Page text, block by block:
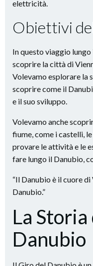
elettricità.
Obiettivi
In questo viaggio
scoprire la città di
Volevamo esplorare la
scoprire come il
e il suo sviluppo.
Volevamo anche
fiume, come i castelli,
provare le attività e le
fare lungo il Danubio,
“Il Danubio è il cuore di
Danubio.”
La
Danubio